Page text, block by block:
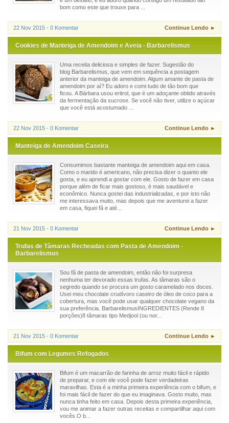
bom como este que trouxe para ...
22 Nov 2015 - 0 Komentar Continue Lendo ►
Cookies de Manteiga de Amendoim e Aveia - Barbarelismus
Uma receita deliciosa e simples de fazer. Sugestão do
blog Barbarelismus, que vem em sequência a postagem
anterior da manteiga de amendoim. Algum amante de pasta de
amendoim por aí? Eu adoro e comi tudo de tão bom que
ficou. A Bárbara usou eritrol, que é um adoçante obtido através
da fermentação da sucrose. Se você não tiver, utilize o açúcar
que você está acostumado ...
22 Nov 2015 - 0 Komentar Continue Lendo ►
Manteiga de Amendoim Caseira
Consumimos bastante manteiga de amendoim aqui em casa.
Como o marido é americano, não precisa dizer o quanto ele
gosta, e eu aprendi a gostar com ele. Gosto de fazer em casa
porque além de ficar mais gostoso, é mais saudável e
econômico. Nunca gostei das industrializadas, e por isto não
me interessava muito, mas depois que me aventurei a fazer
em casa, fiquei fã e até...
21 Nov 2015 - 0 Komentar Continue Lendo ►
Trufas de Tâmaras Recheadas com Pasta de Amendoim -
Barbarelismus
Sou fã de pasta de amendoim, então não foi surpresa
nenhuma ter devorado essas trufas. As tâmaras são o
segredo quando se procura um gosto caramelado nos doces.
Usei meu chocolate crudívoro caseiro de óleo de coco para a
cobertura, mas você pode usar qualquer chocolate vegano da
sua preferência. BarbarelismusINGREDIENTES (Rende 8
porções)8 tâmaras tipo Medjool (ou nor...
21 Nov 2015 - 0 Komentar Continue Lendo ►
Bifum com Legumes Refogados
Bifum é um macarrão de farinha de arroz muito fácil e rápido
de preparar, e com ele você pode fazer verdadeiras
maravilhas. Esta é a minha primeira experiência com o bifum, e
foi mais fácil de fazer do que eu imaginava. Gosto muito, mas
nunca tinha feito em casa. Depois desta primeira experiência,
vou me animar a fazer outras receitas e compartilhar aqui com
vocês.O b...